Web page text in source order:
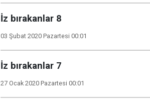
İz bırakanlar 8
03 Şubat 2020 Pazartesi 00:01
İz bırakanlar 7
27 Ocak 2020 Pazartesi 00:01